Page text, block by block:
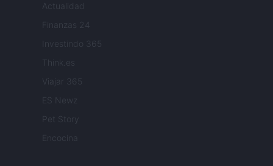
Actualidad
Finanzas 24
Investindo 365
Think.es
Viajar 365
ES Newz
Pet Story
Encocina